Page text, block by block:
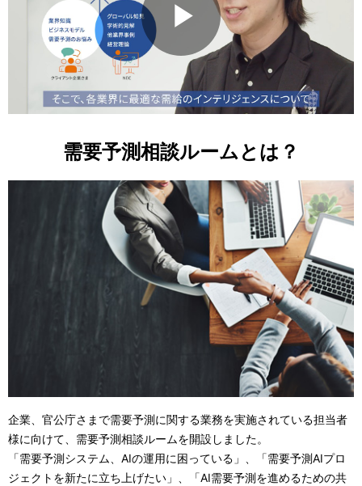
P
l
a
y
i
需要予測相談ルームとは？
企業、官公庁さまで需要予測に関する業務を実施されている担当者
様に向けて、需要予測相談ルームを開設しました。
「需要予測システム、AIの運用に困っている」、「需要予測AIプロ
ジェクトを新たに立ち上げたい」、「AI需要予測を進めるための共